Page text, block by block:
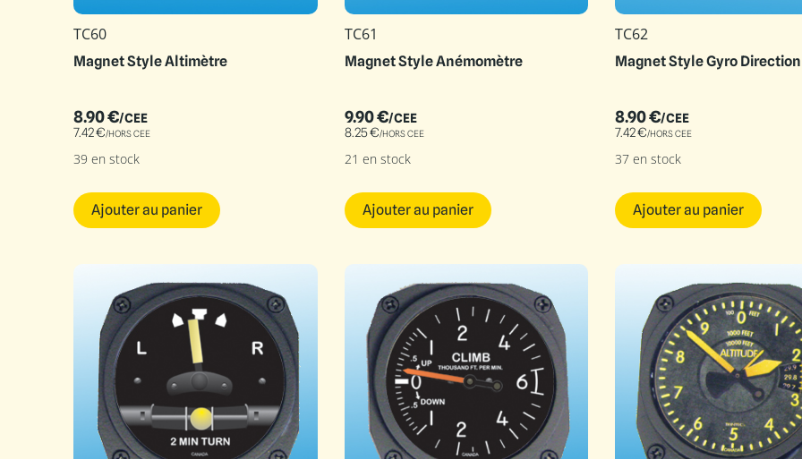
TC60
Magnet Style Altimètre
8.90€/CEE
7.42€/HORS CEE
39 en stock
Ajouter au panier
TC61
Magnet Style Anémomètre
9.90€/CEE
8.25€/HORS CEE
21 en stock
Ajouter au panier
TC62
Magnet Style Gyro
8.90€/CEE
7.42€/HORS CEE
37 en stock
Ajouter au panier